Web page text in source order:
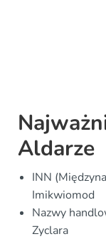
Aldarze
INN
Imikwiomod
Nazwy
Zyclara